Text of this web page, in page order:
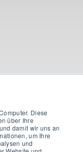
Diese
über Ihre
damit wir uns an
um Ihre
und